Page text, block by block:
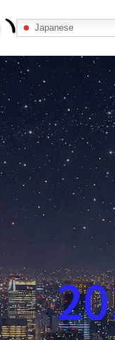
Japanese
あなたの所属部屋を探そ